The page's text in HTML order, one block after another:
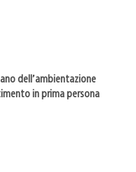
dell’ambientazione
in prima persona